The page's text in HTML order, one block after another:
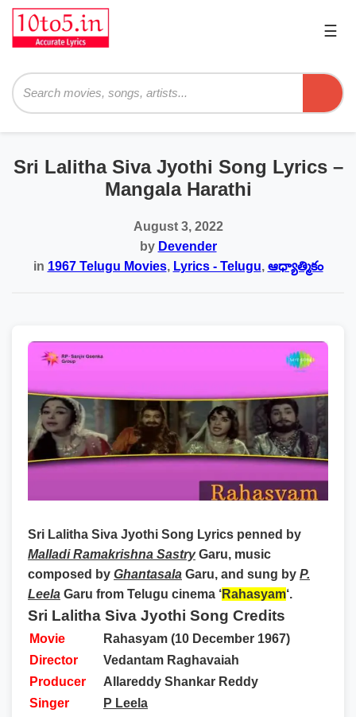
☰
Sri Lalitha Siva Jyothi Song Lyrics –
Mangala Harathi
August 3, 2022
by Devender
in 1967 Telugu Movies, Lyrics - Telugu, ఆధ్యాత్మికం
Sri Lalitha Siva Jyothi Song Lyrics penned by
Malladi Ramakrishna SastryGaru, music
composed by Ghantasala Garu, and sung by P.
Leela Garu from Telugu cinema ‘Rahasyam‘.
Sri Lalitha Siva Jyothi Song Credits
Movie
Rahasyam (10 December 1967)
Director
Vedantam Raghavaiah
Producer
Allareddy Shankar Reddy
Singer
P Leela